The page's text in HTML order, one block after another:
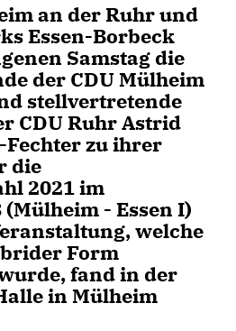
an der Ruhr und
Essen-Borbeck
Samstag die
der CDU Mülheim
stellvertretende
CDU Ruhr Astrid
zu ihrer
die
2021 im
- Essen I)
welche
Form
fand in der
in Mülheim